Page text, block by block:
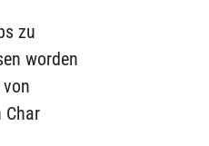
zu
worden
Char